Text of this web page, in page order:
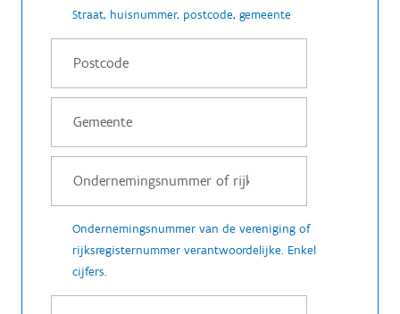
Straat, huisnummer, postcode, gemeente
Ondernemingsnummer van de vereniging of
rijksregisternummer verantwoordelijke. Enkel
cijfers.